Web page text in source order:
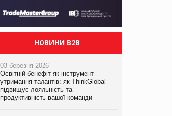
НОВИНИ B2B
03 березня 2026
Освітній бенефіт як інструмент
утримання талантів: як ThinkGlobal
підвищує лояльність та
продуктивність вашої команди